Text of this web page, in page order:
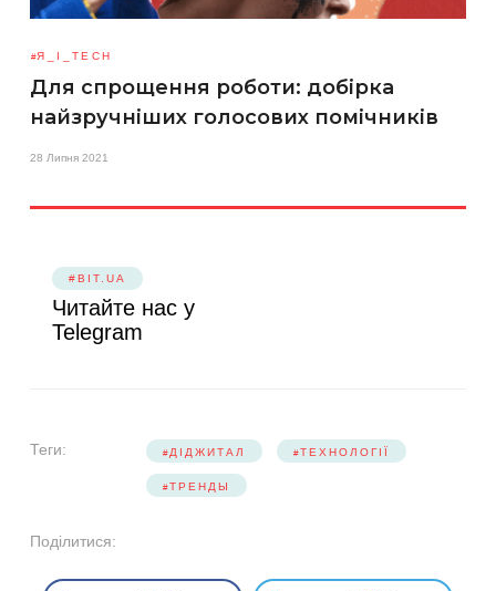
Я_І_TECH
Для спрощення роботи: добірка
найзручніших голосових помічників
28 Липня 2021
#BIT.UA
Читайте нас у
Telegram
Теги: ДІДЖИТАЛ ТЕХНОЛОГІЇ
ТРЕНДЫ
Поділитися: